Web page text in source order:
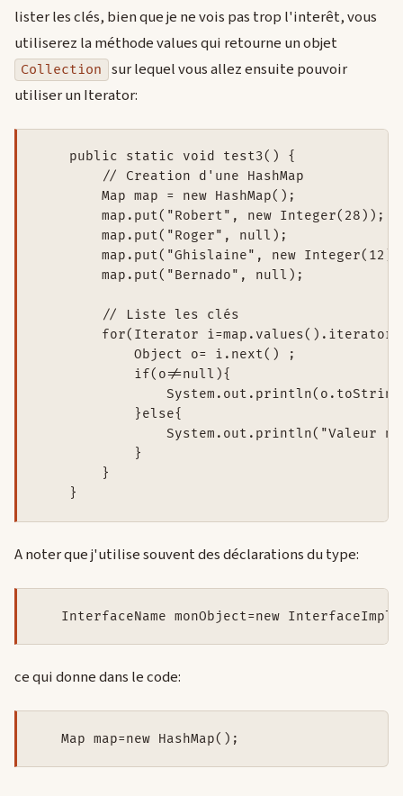
lister les clés, bien que je ne vois pas trop l'interêt, vous
utiliserez la méthode values qui retourne un objet
Collection
sur lequel vous allez ensuite pouvoir
utiliser un Iterator:
    public static void test3() {
        // Creation d'une HashMap
        Map map = new HashMap();
        map.put("Robert", new Integer(28));
        map.put("Roger", null);
map.put("Ghislaine", new
        map.put("Bernado", null);
        // Liste les clés
for(Iterator
            Object o= i.next() ;
            if(o!=null){
            }else{
System.out.println("Valeur
            }
        }
A noter que j'utilise souvent des déclarations du type:
ce qui donne dans le code: